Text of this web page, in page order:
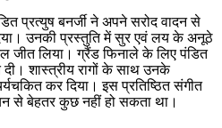
प्रत्युष बनर्जी ने अपने सरोद वादन से
उनकी प्रस्तुति में सुर एवं लय के अनूठे
जीत लिया। ग्रैंड फिनाले के लिए पंडित
शास्त्रीय रागों के साथ उनके
कर दिया। इस प्रतिष्ठित संगीत
से बेहतर कुछ नहीं हो सकता था।